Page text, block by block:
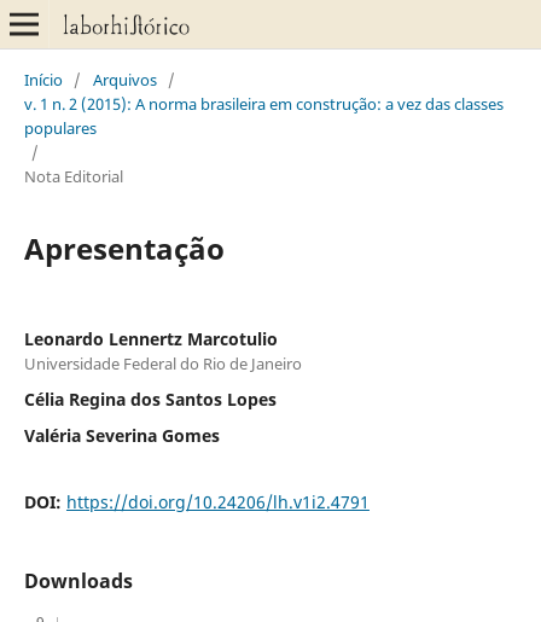
Início / Arquivos /
v. 1 n. 2 (2015): A norma brasileira em construção: a vez das classes
populares
/
Nota Editorial
Apresentação
Leonardo Lennertz Marcotulio
Universidade Federal do Rio de Janeiro
Célia Regina dos Santos Lopes
Valéria Severina Gomes
DOI: https://doi.org/10.24206/lh.v1i2.4791
Downloads